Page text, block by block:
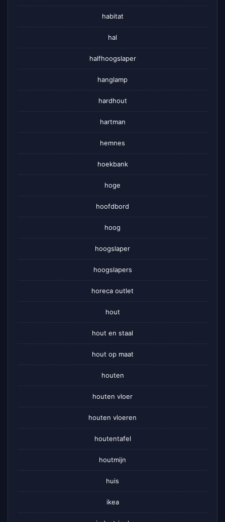
habitat
hal
halfhoogslaper
hanglamp
hardhout
hartman
hemnes
hoekbank
hoge
hoofdbord
hoog
hoogslaper
hoogslapers
horeca outlet
hout
hout en staal
hout op maat
houten
houten vloer
houten vloeren
houtentafel
houtmijn
huis
ikea